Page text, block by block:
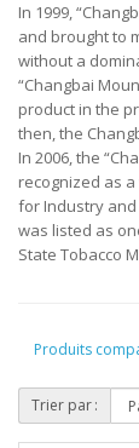
In 1999,
and brought to
without a
“Changbai
product in the
then, the
In 2006, the
recognized as
for Industry and
was listed as
State Tobacco
Produits
Trier par :